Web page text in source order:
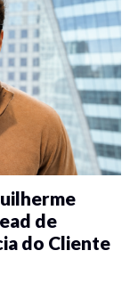
de
do Cliente